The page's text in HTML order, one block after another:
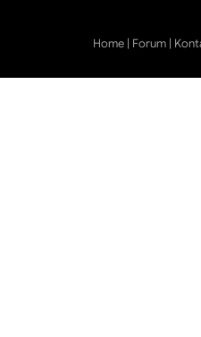
Home | Forum |